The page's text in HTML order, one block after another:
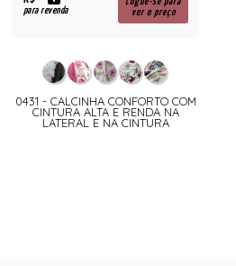
para revenda
ver o preço
0431 - CALCINHA CONFORTO COM
CINTURA ALTA E RENDA NA
LATERAL E NA CINTURA